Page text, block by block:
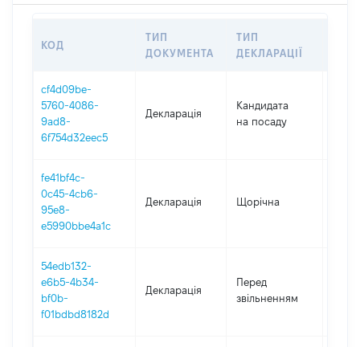
КОД
ТИП
ДОКУМЕНТА
ТИП
ДЕКЛАРАЦІЇ
cf4d09be-
5760-4086-
9ad8-
6f754d32eec5
Декларація
Кандидата
на посаду
fe41bf4c-
0c45-4cb6-
95e8-
e5990bbe4a1c
Декларація Щорічна
54edb132-
e6b5-4b34-
bf0b-
f01bdbd8182d
Декларація
Перед
звільненням